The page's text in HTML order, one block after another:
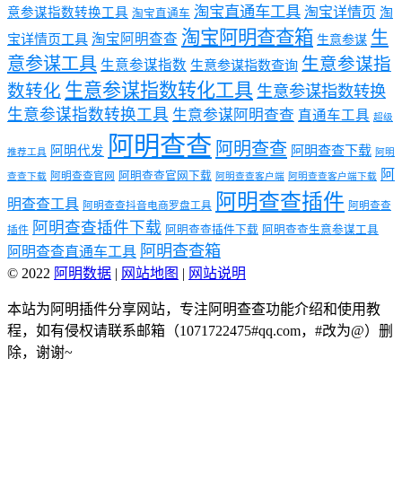
意参谋指数转换工具 淘宝直通车 淘宝直通车工具 淘宝详情页 淘
宝详情页工具 淘宝阿明查查 淘宝阿明查查箱 生意参谋 生
意参谋工具 生意参谋指数 生意参谋指数查询 生意参谋指
数转化 生意参谋指数转化工具 生意参谋指数转换
生意参谋指数转换工具 生意参谋阿明查查 直通车工具 超级
推荐工具 阿明代发 阿明查查 阿明查查 阿明查查下载 阿明
查查下载 阿明查查官网 阿明查查官网下载 阿明查查客户端 阿明查查客户端下载
阿
明查查工具 阿明查查抖音电商罗盘工具 阿明查查插件 阿明查查
插件 阿明查查插件下载 阿明查查插件下载 阿明查查生意参谋工具
阿明查查直通车工具 阿明查查箱
© 2022 阿明数据 | 网站地图 | 网站说明
本站为阿明插件分享网站，专注阿明查查功能介绍和使用教
程，如有侵权请联系邮箱（1071722475#qq.com，#改为@）删
除，谢谢~